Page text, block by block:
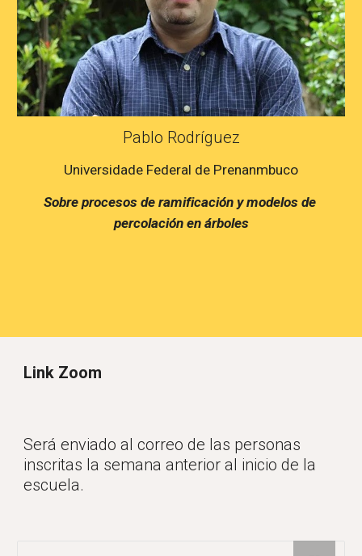
Pablo Rodríguez
Universidade Federal de Prenanmbuco
Sobre procesos de ramificación y modelos de
percolación en árboles
Link Zoom
Será enviado al correo de las personas
inscritas la semana anterior al inicio de la
escuela.